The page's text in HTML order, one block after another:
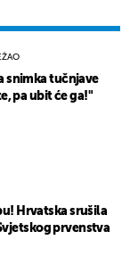
snimka tučnjave
pa ubit će ga!"
Hrvatska srušila
prvenstva